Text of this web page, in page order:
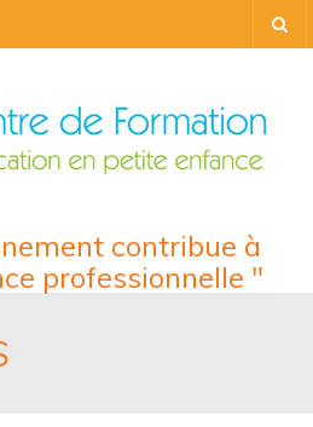
contribue à
professionnelle "